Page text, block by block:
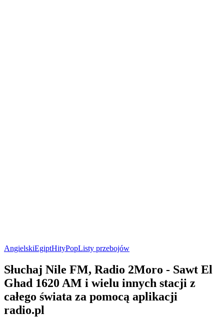
AngielskiEgiptHityPopListy przebojów
Słuchaj Nile FM, Radio 2Moro - Sawt El
Ghad 1620 AM i wielu innych stacji z
całego świata za pomocą aplikacji
radio.pl